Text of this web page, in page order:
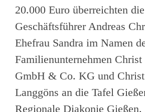
20.000 Euro überreichten
Geschäftsführer Andreas
Ehefrau Sandra im Namen
Familienunternehmen
GmbH & Co. KG und
Langgöns an die Tafel
Regionale Diakonie Gießen.